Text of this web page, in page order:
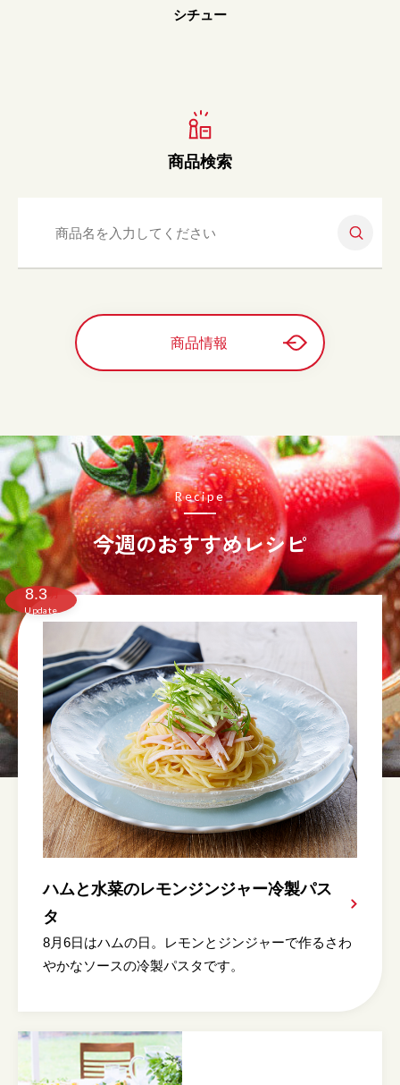
シチュー
商品検索
商品情報
今週のおすすめレシピ
Recipe
8.3
Update
ハムと水菜のレモンジンジャー冷製パス
タ
8月6日はハムの日。レモンとジンジャーで作るさわ
やかなソースの冷製パスタです。